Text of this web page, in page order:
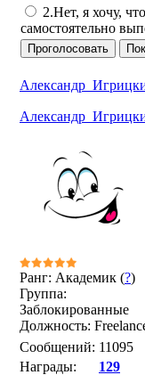
2.Нет, я хочу,
самостоятельно
Ранг: Академик (?)
Группа:
Заблокированные
Должность:
Сообщений: 11095
Награды:
129